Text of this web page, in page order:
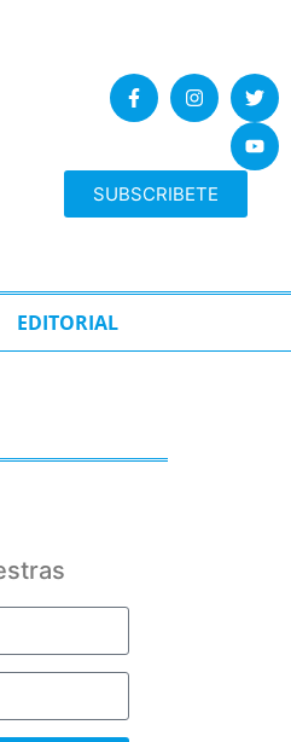
SUBSCRIBETE
EDITORIAL